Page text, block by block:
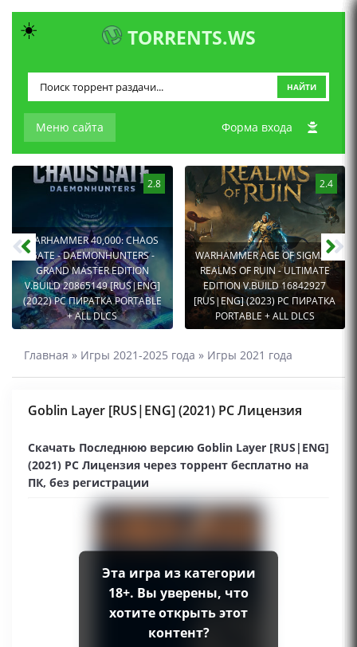
TORRENTS.WS
Меню сайта
НАЙТИ
Форма входа
2.8
WARHAMMER 40,000: CHAOS
GATE - DAEMONHUNTERS -
GRAND MASTER EDITION
V.BUILD 20865149 [RUS|ENG]
(2022) PC ПИРАТКА PORTABLE
+ ALL DLCS
2.4
WARHAMMER AGE OF SIGMAR:
REALMS OF RUIN - ULTIMATE
EDITION V.BUILD 16842927
[RUS|ENG] (2023) PC ПИРАТКА
PORTABLE + ALL DLCS
Главная » Игры 2021-2025 года » Игры 2021 года
Goblin Layer [RUS|ENG] (2021) PC Лицензия
Скачать Последнюю версию Goblin Layer [RUS|ENG]
(2021) PC Лицензия через торрент бесплатно на
ПК, без регистрации
Эта игра из категории
18+. Вы уверены, что
хотите открыть этот
контент?
☀️